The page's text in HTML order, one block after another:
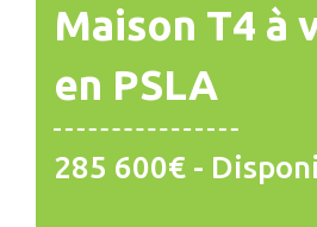
Maison T4 à
en PSLA
285 600€ -